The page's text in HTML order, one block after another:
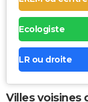
Ecologiste
LR ou droite
Villes voisines